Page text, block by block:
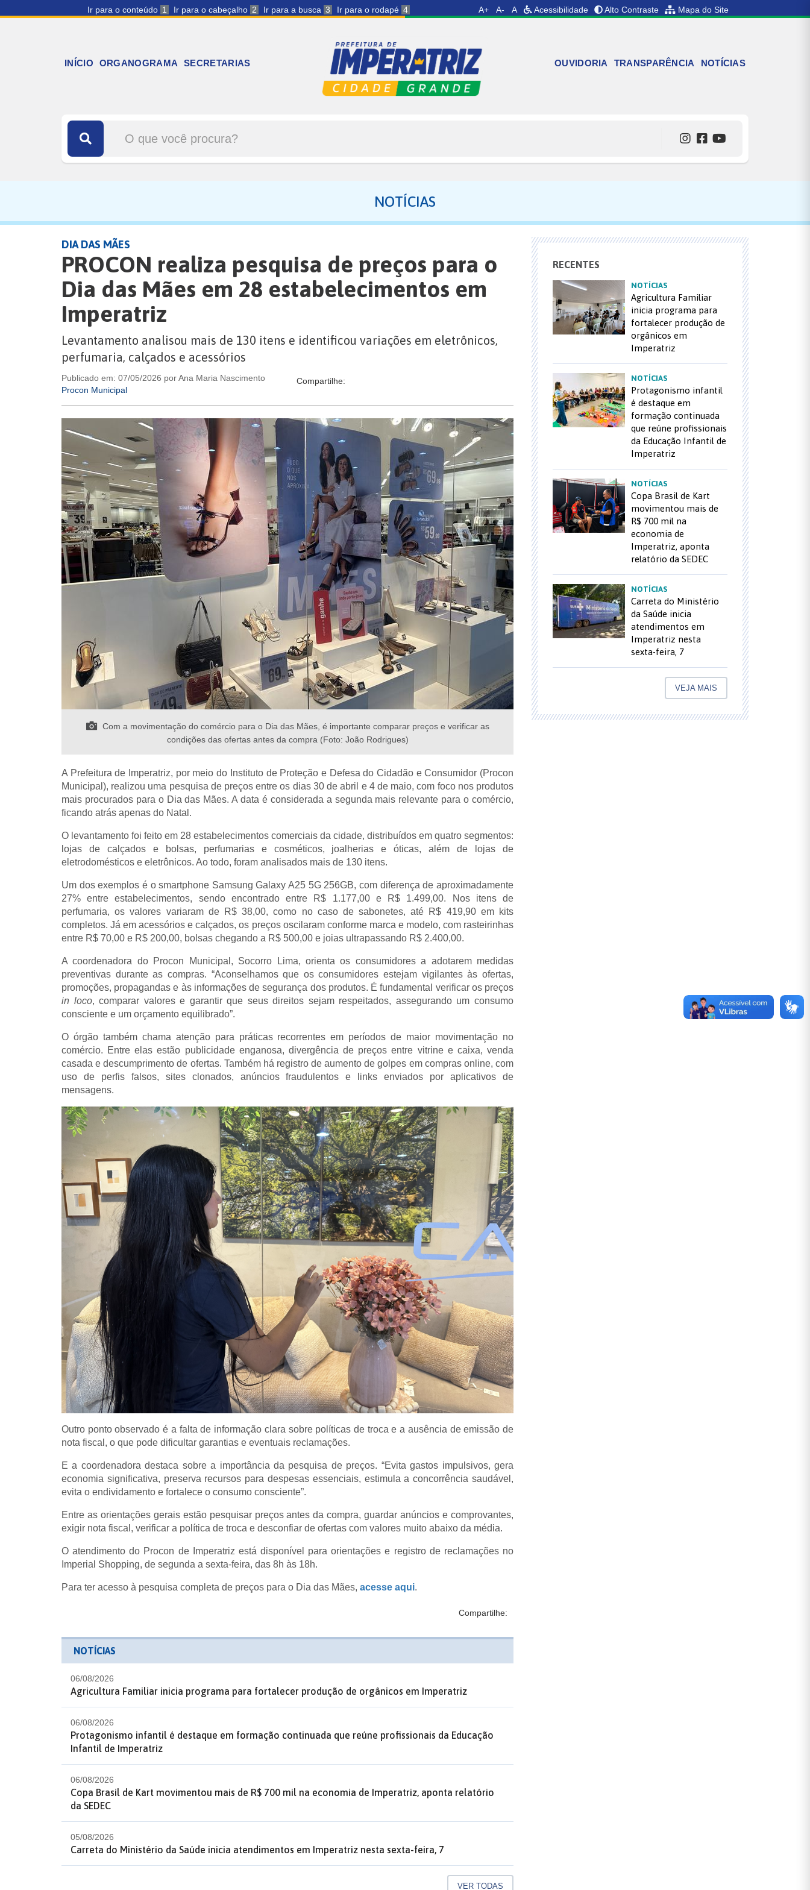
Ir para o conteúdo 1 Ir para o cabeçalho 2 Ir para a busca 3 Ir para o rodapé 4 A+ A- A Acessibilidade Alto Contraste Mapa do Site
INÍCIO ORGANOGRAMA SECRETARIAS OUVIDORIA TRANSPARÊNCIA NOTÍCIAS
NOTÍCIAS
DIA DAS MÃES
PROCON realiza pesquisa de preços para o
Dia das Mães em 28 estabelecimentos em
Imperatriz
Levantamento analisou mais de 130 itens e identificou variações em eletrônicos,
perfumaria, calçados e acessórios
Publicado em: 07/05/2026 por Ana Maria Nascimento
Procon Municipal
Compartilhe:
Com a movimentação do comércio para o Dia das Mães, é importante comparar preços e verificar as
condições das ofertas antes da compra (Foto: João Rodrigues)
A Prefeitura de Imperatriz, por meio do Instituto de Proteção e Defesa do Cidadão e Consumidor (Procon
Municipal), realizou uma pesquisa de preços entre os dias 30 de abril e 4 de maio, com foco nos produtos
mais procurados para o Dia das Mães. A data é considerada a segunda mais relevante para o comércio,
ficando atrás apenas do Natal.
O levantamento foi feito em 28 estabelecimentos comerciais da cidade, distribuídos em quatro segmentos:
lojas de calçados e bolsas, perfumarias e cosméticos, joalherias e óticas, além de lojas de
eletrodomésticos e eletrônicos. Ao todo, foram analisados mais de 130 itens.
Um dos exemplos é o smartphone Samsung Galaxy A25 5G 256GB, com diferença de aproximadamente
27% entre estabelecimentos, sendo encontrado entre R$ 1.177,00 e R$ 1.499,00.
Nos itens de
perfumaria, os valores variaram de R$ 38,00, como no caso de sabonetes, até R$ 419,90 em kits
completos. Já em acessórios e calçados, os preços oscilaram conforme marca e modelo, com rasteirinhas
entre R$ 70,00 e R$ 200,00, bolsas chegando a R$ 500,00 e joias ultrapassando R$ 2.400,00.
A coordenadora do Procon Municipal, Socorro Lima, orienta os consumidores a adotarem medidas
preventivas durante as compras. “Aconselhamos que os consumidores estejam vigilantes às ofertas,
promoções, propagandas e às informações de segurança dos produtos. É fundamental verificar os preços
in loco, comparar valores e garantir que seus direitos sejam respeitados, assegurando um consumo
consciente e um orçamento equilibrado”.
O órgão também chama atenção para práticas recorrentes em períodos de maior movimentação no
comércio. Entre elas estão publicidade enganosa, divergência de preços entre vitrine e caixa, venda
casada e descumprimento de ofertas. Também há registro de aumento de golpes em compras online, com
uso de perfis falsos, sites clonados, anúncios fraudulentos e links enviados por aplicativos de
mensagens.
Outro ponto observado é a falta de informação clara sobre políticas de troca e a ausência de emissão de
nota fiscal, o que pode dificultar garantias e eventuais reclamações.
E a coordenadora destaca sobre a importância da pesquisa de preços. “Evita gastos impulsivos, gera
economia significativa, preserva recursos para despesas essenciais, estimula a concorrência saudável,
evita o endividamento e fortalece o consumo consciente”.
Entre as orientações gerais estão pesquisar preços antes da compra, guardar anúncios e comprovantes,
exigir nota fiscal, verificar a política de troca e desconfiar de ofertas com valores muito abaixo da média.
O atendimento do Procon de Imperatriz está disponível para orientações e registro de reclamações no
Imperial Shopping, de segunda a sexta-feira, das 8h às 18h.
Para ter acesso à pesquisa completa de preços para o Dia das Mães, acesse aqui.
Compartilhe:
NOTÍCIAS
06/08/2026
Agricultura Familiar inicia programa para fortalecer produção de orgânicos em Imperatriz
06/08/2026
Protagonismo infantil é destaque em formação continuada que reúne profissionais da Educação
Infantil de Imperatriz
06/08/2026
Copa Brasil de Kart movimentou mais de R$ 700 mil na economia de Imperatriz, aponta relatório
da SEDEC
05/08/2026
Carreta do Ministério da Saúde inicia atendimentos em Imperatriz nesta sexta-feira, 7
VER TODAS
RECENTES
NOTÍCIAS
Agricultura Familiar
inicia programa para
fortalecer produção de
orgânicos em
Imperatriz
NOTÍCIAS
Protagonismo infantil
é destaque em
formação continuada
que reúne profissionais
da Educação Infantil de
Imperatriz
NOTÍCIAS
Copa Brasil de Kart
movimentou mais de
R$ 700 mil na
economia de
Imperatriz, aponta
relatório da SEDEC
NOTÍCIAS
Carreta do Ministério
da Saúde inicia
atendimentos em
Imperatriz nesta
sexta-feira, 7
VEJA MAIS